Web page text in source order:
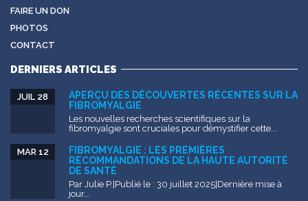
FAIRE UN DON
PHOTOS
CONTACT
DERNIERS ARTICLES
APERÇU DES DÉCOUVERTES RÉCENTES SUR LA
FIBROMYALGIE
JUIL 28
Les nouvelles recherches scientifiques sur la
fibromyalgie sont cruciales pour démystifier cette...
FIBROMYALGIE : LES PREMIÈRES
RECOMMANDATIONS DE LA HAUTE AUTORITÉ
DE SANTÉ
MAR 12
Par Julie P.|Publié le : 30 juillet 2025|Dernière mise à
jour...